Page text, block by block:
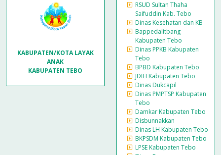
KABUPATEN/KOTA LAYAK
ANAK
KABUPATEN TEBO
RSUD Sultan Thaha
Saifuddin Kab. Tebo
Dinas Kesehatan dan KB
Bappedalitbang
Kabupaten Tebo
Dinas PPKB Kabupaten
Tebo
BPBD Kabupaten Tebo
JDIH Kabupaten Tebo
Dinas Dukcapil
Dinas PMPTSP Kabupaten
Tebo
Damkar Kabupaten Tebo
Disbunnakkan
Dinas LH Kabupaten Tebo
BKPSDM Kabupaten Tebo
LPSE Kabupaten Tebo